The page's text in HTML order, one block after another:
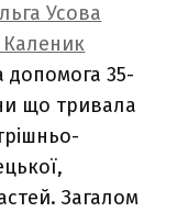
Усова
допомога 35-
що тривала
Загалом